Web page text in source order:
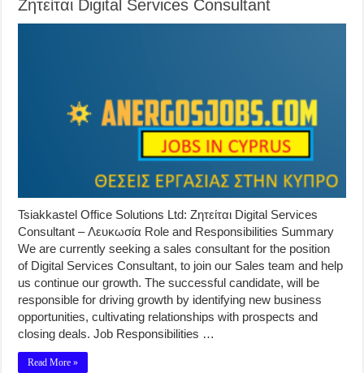
Ζητείται Digital Services Consultant
Tsiakkastel Office Solutions Ltd: Ζητείται Digital Services
Consultant – Λευκωσία Role and Responsibilities Summary
We are currently seeking a sales consultant for the position
of Digital Services Consultant, to join our Sales team and help
us continue our growth. The successful candidate, will be
responsible for driving growth by identifying new business
opportunities, cultivating relationships with prospects and
closing deals. Job Responsibilities …
Read More »